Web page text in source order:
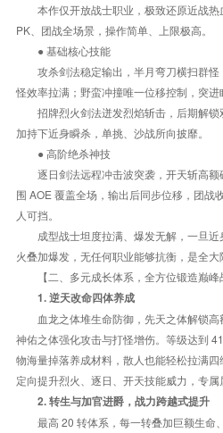
本作仅开放战士职业，极致还原近战热
PK、团战全场景，操作简单、上限极高。
● 基础核心技能
攻杀剑法稳定输出，半月弯刀横扫群怪
怪效率拉满；野蛮冲撞唯一位移控制，突进
招牌烈火剑法迸发烈焰斩击，后期解锁
加持下近身瞬杀，单挑、沙战所向披靡。
● 高阶绝杀神技
逐日剑法远程冲击波突袭，开天斩高额
围 AOE 覆盖全场，输出后同步位移，团战
人可挡。
成型战士坦度拉满、爆发无解，一旦近
火叠加爆发，无任何职业能够抗衡，是全大
【二、多元成长体系，全方位锻造巅峰
1. 逆天改命四体养成
血龙之体堆生命防御，先天之体解锁高
神佑之体强化攻击与打怪增伤。等级达到
物海量掉落养成材料，散人也能轻松拉满
定向提升烈火、逐日、开天技能威力，专属
2. 转生与加官进爵，战力跨越式提升
最高 20 转体系，每一转叠加巨额生命